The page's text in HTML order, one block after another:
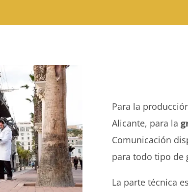
Para la
Alicante, para la
Comunicación
para todo tipo de
La parte técnica